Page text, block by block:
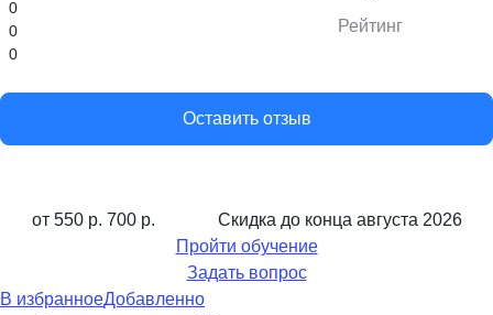
0
0
0
Рейтинг
Оставить отзыв
от 550 р. 700 р. Скидка до конца августа 2026
Пройти обучение
Задать вопрос
В избранноеДобавленно